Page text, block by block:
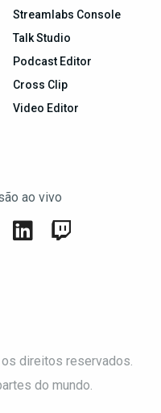
ao vivo
Streamlabs Console
Talk Studio
Podcast Editor
Cross Clip
Video Editor
direitos reservados.
do mundo.